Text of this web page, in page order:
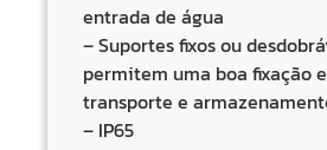
entrada de água
– Suportes fixos ou
permitem uma boa fixação
transporte e
– IP65